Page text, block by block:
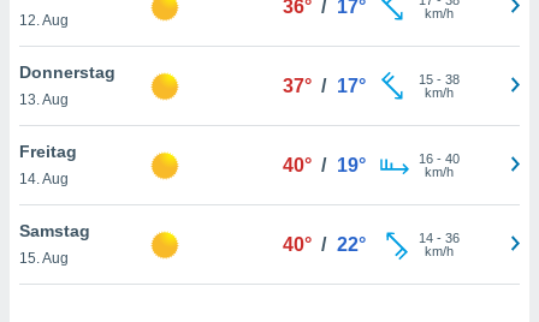
Rand
12. Aug
36° / 17°
km/h
Donnerstag
13. Aug
37° / 17° 15- 38
km/h
Freitag
14. Aug
40° / 19° 16- 40
km/h
Samstag
15. Aug
40° / 22° 14- 36
km/h